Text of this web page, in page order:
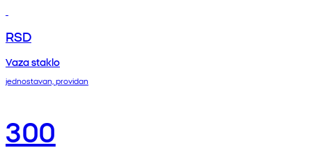
RSD
Vaza staklo
jednostavan, providan
300